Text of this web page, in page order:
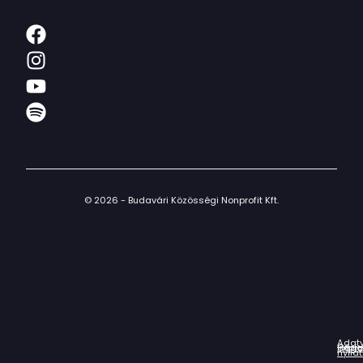
© 2026 - Budavári Közösségi Nonprofit Kft.